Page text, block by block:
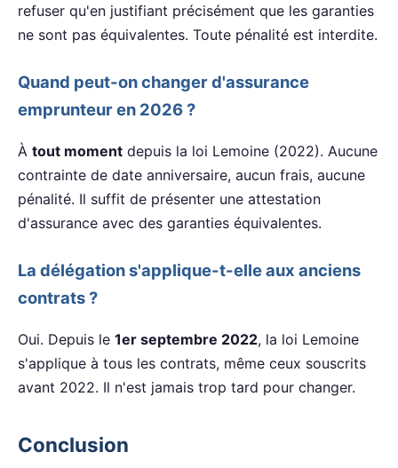
refuser qu'en justifiant précisément que les garanties
ne sont pas équivalentes. Toute pénalité est interdite.
Quand peut-on changer d'assurance
emprunteur en 2026 ?
À tout moment depuis la loi Lemoine (2022). Aucune
contrainte de date anniversaire, aucun frais, aucune
pénalité. Il suffit de présenter une attestation
d'assurance avec des garanties équivalentes.
La délégation s'applique-t-elle aux anciens
contrats ?
Oui. Depuis le 1er septembre 2022, la loi Lemoine
s'applique à tous les contrats, même ceux souscrits
avant 2022. Il n'est jamais trop tard pour changer.
Conclusion